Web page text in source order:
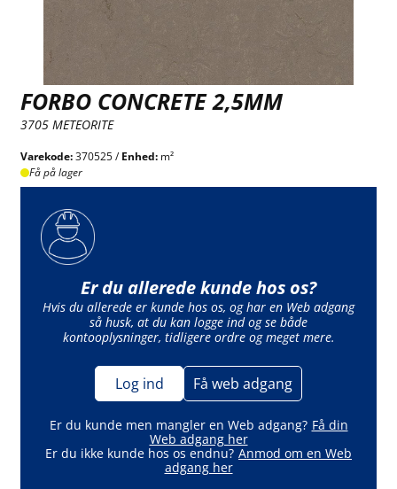
FORBO CONCRETE 2,5MM
3705 METEORITE
Varekode:370525 /Enhed: m²
Få på lager
Er du allerede kunde hos os?
Hvis du allerede er kunde hos os, og har en Web adgang
så husk, at du kan logge ind og se både
kontooplysninger, tidligere ordre og meget mere.
Log ind Få web adgang
Er du kunde men mangler en Web adgang? Få din
Web adgang her
Er du ikke kunde hos os endnu? Anmod om en Web
adgang her